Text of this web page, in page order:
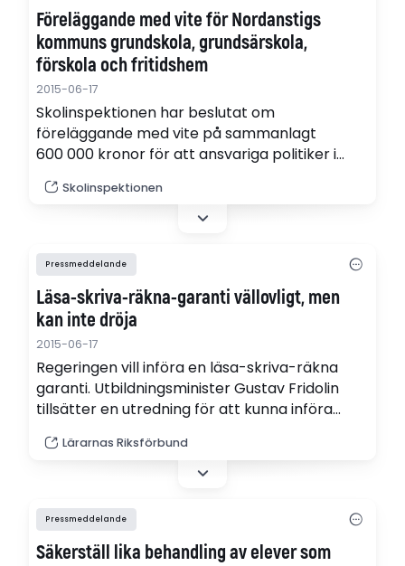
Föreläggande med vite för Nordanstigs
kommuns grundskola, grundsärskola,
förskola och fritidshem
2015-06-17
Skolinspektionen har beslutat om
föreläggande med vite på sammanlagt
600 000 kronor för att ansvariga politiker i
brister i sitt kvalitetsarbete rörande
kommunens grundskola, grundsärskola,
Skolinspektionen
Pressmeddelande
Läsa-skriva-räkna-garanti vällovligt, men
kan inte dröja
2015-06-17
Regeringen vill införa en läsa-skriva-räkna
garanti. Utbildningsminister Gustav Fridolin
tillsätter en utredning för att kunna införa
fler utredningar, det behövs handling", säger
Lärarnas Riksförbunds Bo Jansson.
Lärarnas Riksförbund
Pressmeddelande
Säkerställ lika behandling av elever som